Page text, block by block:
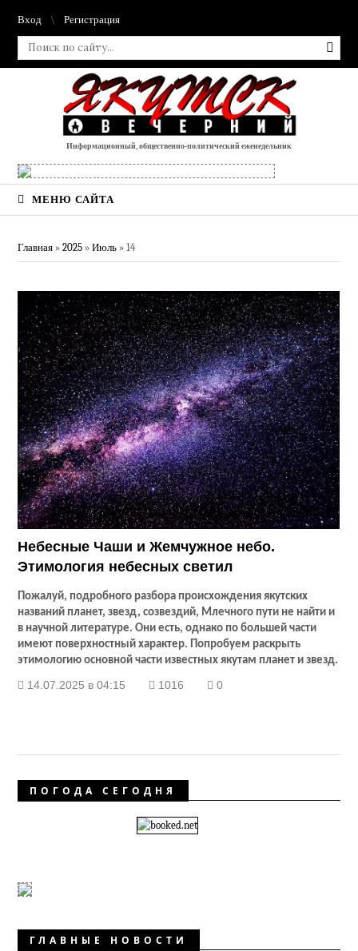
Вход Регистрация
Информационный, общественно-политический еженедельник
МЕНЮ САЙТА
Главная »2025 » Июль » 14
Небесные Чаши и Жемчужное небо.
Этимология небесных светил
Пожалуй, подробного разбора происхождения якутских
названий планет, звезд, созвездий, Млечного пути не найти и
в научной литературе. Они есть, однако по большей части
имеют поверхностный характер. Попробуем раскрыть
этимологию основной части известных якутам планет и звезд.
14.07.2025 в 04:15 1016 0
ПОГОДА СЕГОДНЯ
ГЛАВНЫЕ НОВОСТИ